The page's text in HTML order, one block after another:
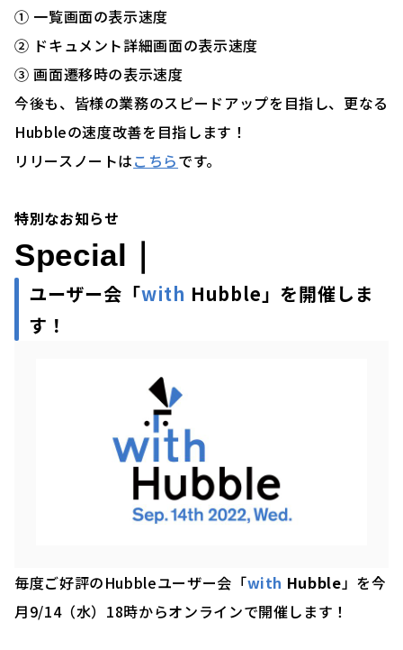
① 一覧画面の表示速度
② ドキュメント詳細画面の表示速度
③ 画面遷移時の表示速度
今後も、皆様の業務のスピードアップを目指し、更なる
Hubbleの速度改善を目指します！
リリースノートはこちらです。
特別なお知らせ
Special｜
ユーザー会「with Hubble」を開催しま
す！
毎度ご好評のHubbleユーザー会「with Hubble」を今
月9/14（水）18時からオンラインで開催します！